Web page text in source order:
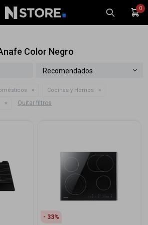
0
Color Negro
Recomendados
Cocinas y Hornos
Quitar filtros
33
Celulares
Accesorios
Monitores